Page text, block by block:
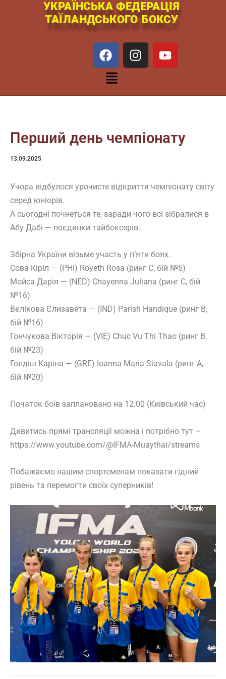
УКРАЇНСЬКА ФЕДЕРАЦІЯ
ТАЇЛАНДСЬКОГО БОКСУ
a
c
e
b
o
n
s
g
m
o
u
b
Меню
Перший день чемпіонату
13.09.2025
Учора відбулося урочисте відкриття чемпіонату світу
серед юніорів.
А сьогодні почнеться те, заради чого всі зібралися в
Абу Дабі — поєдинки тайбоксерів.
Збірна України візьме участь у п’яти боях.
Сова Кіріл — (PHI) Royeth Rosa (ринг С, бій №5)
Мойса Дарія — (NED) Chayenna Juliana (ринг С, бій
№16)
Вєлікова Єлизавета — (IND) Parish Handique (ринг В,
бій №16)
Гончукова Вікторія — (VIE) Chuc Vu Thi Thao (ринг В,
бій №23)
Голдіш Каріна — (GRE) Ioanna Maria Siavala (ринг А,
бій №20)
Початок боїв заплановано на 12:00 (Київський час)
Дивитись прямі трансляції можна і потрібно тут –
https://www.youtube.com/@IFMA-Muaythai/streams
Побажаємо нашим спортсменам показати гідний
рівень та перемогти своїх суперників!